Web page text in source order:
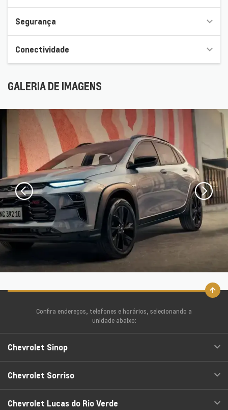
Segurança
Conectividade
GALERIA DE IMAGENS
Confira endereços, telefones e horários, selecionando a
unidade abaixo:
Chevrolet Sinop
Chevrolet Sorriso
Chevrolet Lucas do Rio Verde